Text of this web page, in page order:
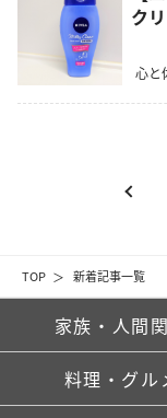
TOP 新着記事一覧
ク
心と
家族・人間
料理・グル